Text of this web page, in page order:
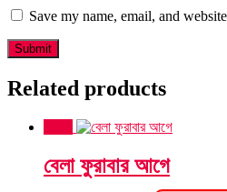
Save my name, email, and
Related products
বেলা ফুরাবার আগে